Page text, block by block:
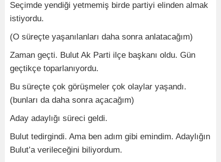
Seçimde yendiği yetmemiş birde partiyi elinden almak
istiyordu.
(O süreçte yaşanılanları daha sonra anlatacağım)
Zaman geçti. Bulut Ak Parti ilçe başkanı oldu. Gün
geçtikçe toparlanıyordu.
Bu süreçte çok görüşmeler çok olaylar yaşandı.
(bunları da daha sonra açacağım)
Aday adaylığı süreci geldi.
Bulut tedirgindi. Ama ben adım gibi emindim. Adaylığın
Bulut’a verileceğini biliyordum.